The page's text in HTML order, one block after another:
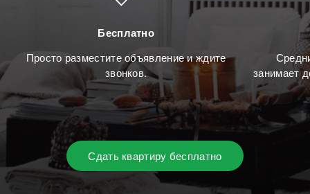
Бесплатно
Просто разместите объявление и ждите
звонков.
занимает
Сдать квартиру бесплатно